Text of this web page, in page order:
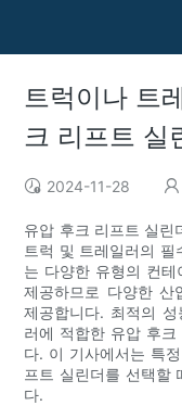
트럭이나 트
크 리프트 실
2024-11-28
유압 후크 리프트 실린
트럭 및 트레일러의 필
는 다양한 유형의 컨
제공하므로 다양한 산
제공합니다. 최적의
러에 적합한 유압 후
다. 이 기사에서는 특
프트 실린더를 선택할
다.